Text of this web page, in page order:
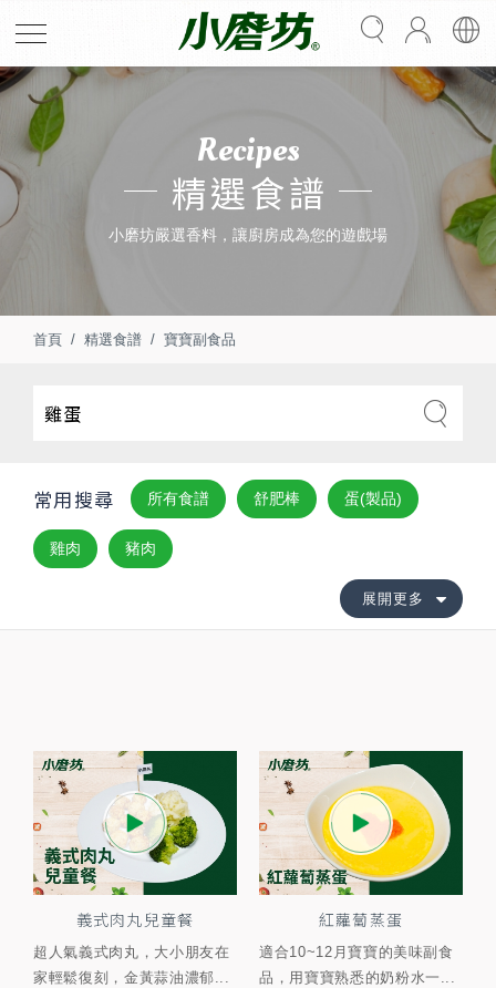
Recipes
精選食譜
小磨坊嚴選香料，讓廚房成為您的遊戲場
首頁 精選食譜 寶寶副食品
常用搜尋 所有食譜 舒肥棒 蛋(製品)
雞肉 豬肉
展開更多
義式肉丸兒童餐
超人氣義式肉丸，大小朋友在
家輕鬆復刻，金黃蒜油濃郁...
紅蘿蔔蒸蛋
適合10~12月寶寶的美味副食
品，用寶寶熟悉的奶粉水一...